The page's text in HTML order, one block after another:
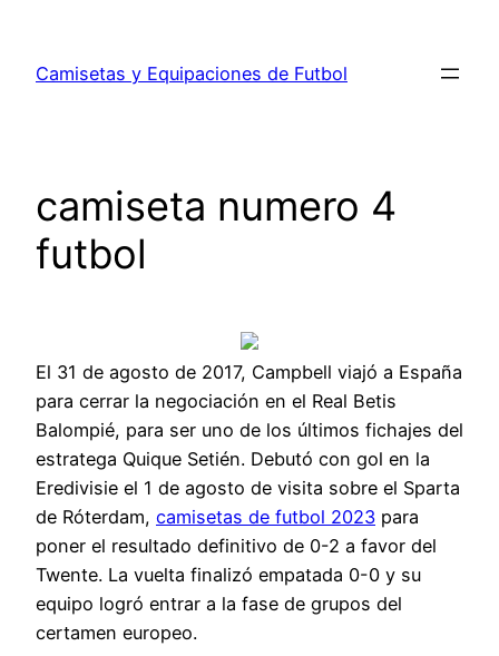
contenido
Camisetas y Equipaciones de Futbol
camiseta numero 4
futbol
El 31 de agosto de 2017, Campbell viajó a España
para cerrar la negociación en el Real Betis
Balompié, para ser uno de los últimos fichajes del
estratega Quique Setién. Debutó con gol en la
Eredivisie el 1 de agosto de visita sobre el Sparta
de Róterdam, camisetas de futbol 2023 para
poner el resultado definitivo de 0-2 a favor del
Twente. La vuelta finalizó empatada 0-0 y su
equipo logró entrar a la fase de grupos del
certamen europeo.